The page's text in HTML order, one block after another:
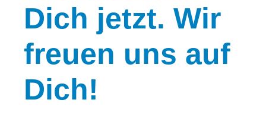
Dich jetzt. Wir
freuen uns auf
Dich!